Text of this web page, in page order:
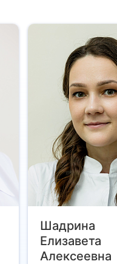
Шадрина
Елизавета
Алексеевна